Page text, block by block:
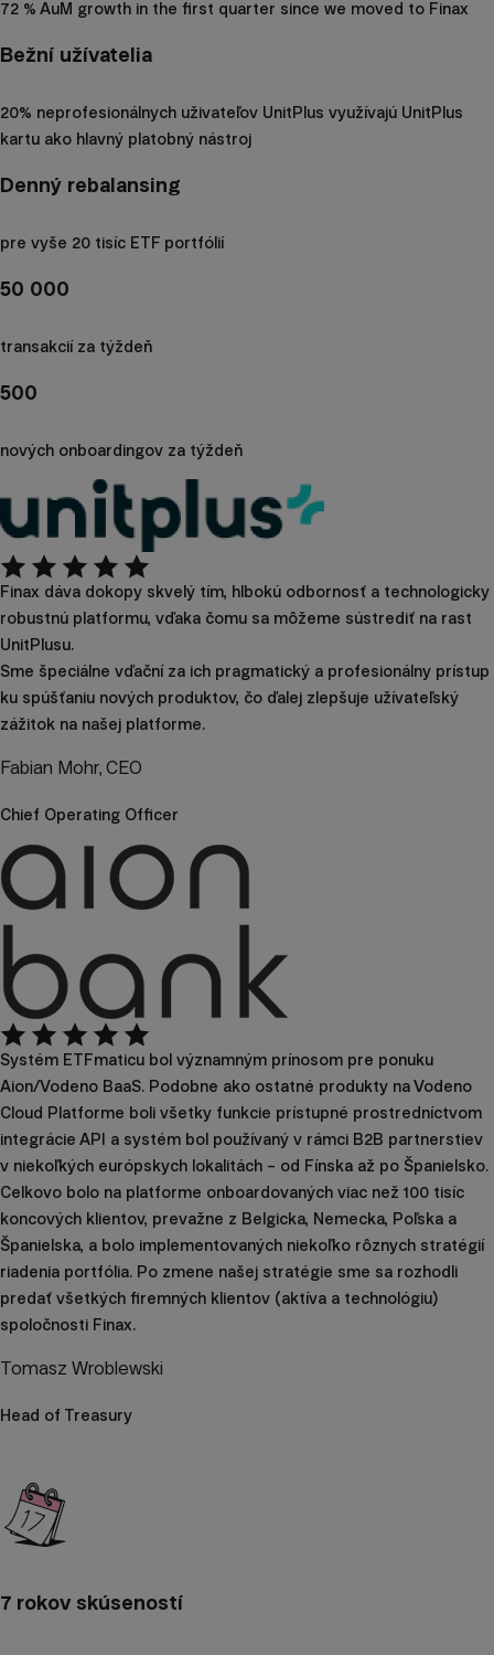
72 % AuM growth in the first quarter since we moved to Finax
Bežní užívatelia
20% neprofesionálnych uživateľov UnitPlus využívajú UnitPlus
kartu ako hlavný platobný nástroj
Denný rebalansing
pre vyše 20 tisíc ETF portfólií
50 000
transakcií za týždeň
500
nových onboardingov za týždeň
Finax dáva dokopy skvelý tím, hlbokú odbornosť a technologicky
robustnú platformu, vďaka čomu sa môžeme sústrediť na rast
UnitPlusu.
Sme špeciálne vďační za ich pragmatický a profesionálny prístup
ku spúšťaniu nových produktov, čo ďalej zlepšuje užívateľský
zážitok na našej platforme.
Fabian Mohr, CEO
Chief Operating Officer
Systém ETFmaticu bol významným prínosom pre ponuku
Aion/Vodeno BaaS. Podobne ako ostatné produkty na Vodeno
Cloud Platforme boli všetky funkcie prístupné prostredníctvom
integrácie API a systém bol používaný v rámci B2B partnerstiev
v niekoľkých európskych lokalitách – od Fínska až po Španielsko.
Celkovo bolo na platforme onboardovaných viac než 100 tisíc
koncových klientov, prevažne z Belgicka, Nemecka, Poľska a
Španielska, a bolo implementovaných niekoľko rôznych stratégií
riadenia portfólia. Po zmene našej stratégie sme sa rozhodli
predať všetkých firemných klientov (aktíva a technológiu)
spoločnosti Finax.
Tomasz Wroblewski
Head of Treasury
7 rokov skúseností